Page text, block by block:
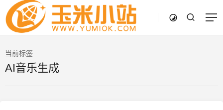
当前标签
AI音乐生成